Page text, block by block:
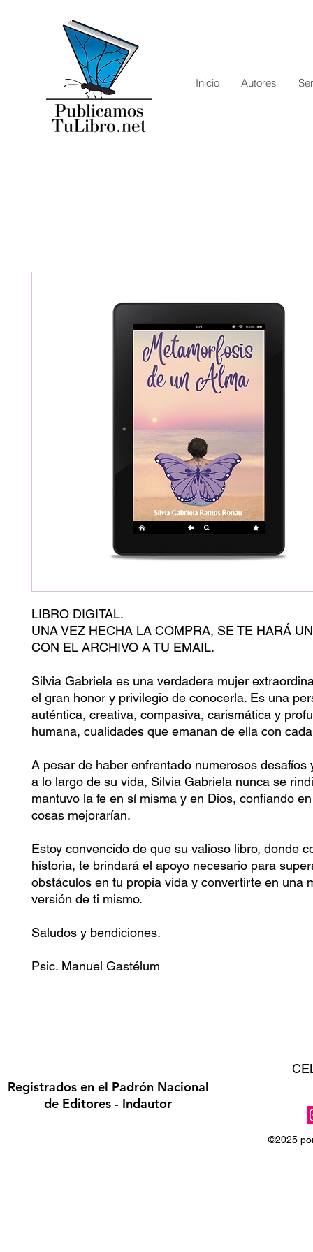
Inicio Autores
LIBRO DIGITAL.
UNA VEZ HECHA LA COMPRA, SE TE HARÁ
CON EL ARCHIVO A TU EMAIL.
Silvia Gabriela es una verdadera mujer
el gran honor y privilegio de conocerla. Es una
auténtica, creativa, compasiva, carismática y
humana, cualidades que emanan de ella con
A pesar de haber enfrentado numerosos desafíos
a lo largo de su vida, Silvia Gabriela nunca se
mantuvo la fe en sí misma y en Dios, confiando
cosas mejorarían.
Estoy convencido de que su valioso libro, donde
historia, te brindará el apoyo necesario para
obstáculos en tu propia vida y convertirte en una
versión de ti mismo.
Saludos y bendiciones.
Psic. Manuel Gastélum
Registrados en el Padrón Nacional
de Editores - Indautor
©2025